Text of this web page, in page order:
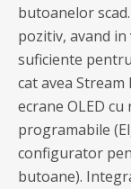
butoanelor
pozitiv, avand
suficiente
cat avea
ecrane OLED
programabile
configurator
butoane).